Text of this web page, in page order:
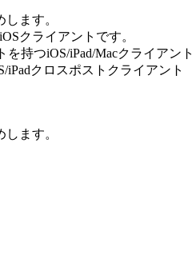
ます。
クライアントです。
持つiOS/iPad/Macクライアント
iPadクロスポストクライアント
ます。